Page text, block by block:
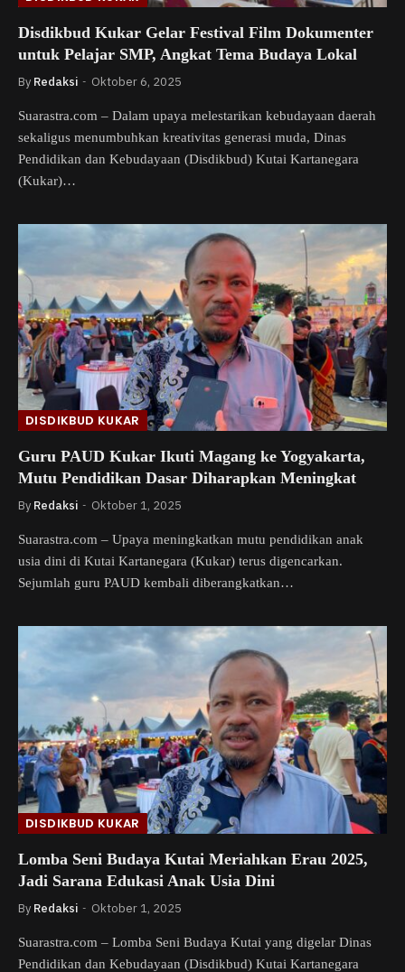
Disdikbud Kukar Gelar Festival Film Dokumenter
untuk Pelajar SMP, Angkat Tema Budaya Lokal
By Redaksi Oktober 6, 2025
Suarastra.com – Dalam upaya melestarikan kebudayaan daerah
sekaligus menumbuhkan kreativitas generasi muda, Dinas
Pendidikan dan Kebudayaan (Disdikbud) Kutai Kartanegara
(Kukar)…
DISDIKBUD KUKAR
Guru PAUD Kukar Ikuti Magang ke Yogyakarta,
Mutu Pendidikan Dasar Diharapkan Meningkat
By Redaksi Oktober 1, 2025
Suarastra.com – Upaya meningkatkan mutu pendidikan anak
usia dini di Kutai Kartanegara (Kukar) terus digencarkan.
Sejumlah guru PAUD kembali diberangkatkan…
DISDIKBUD KUKAR
Lomba Seni Budaya Kutai Meriahkan Erau 2025,
Jadi Sarana Edukasi Anak Usia Dini
By Redaksi Oktober 1, 2025
Suarastra.com – Lomba Seni Budaya Kutai yang digelar Dinas
Pendidikan dan Kebudayaan (Disdikbud) Kutai Kartanegara